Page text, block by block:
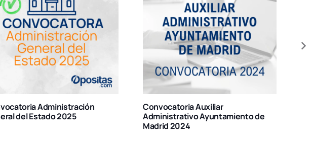
Convocatoria Auxiliar
Administrativo Ayuntamiento de
Convocatoria Administración de
Justicia 2026